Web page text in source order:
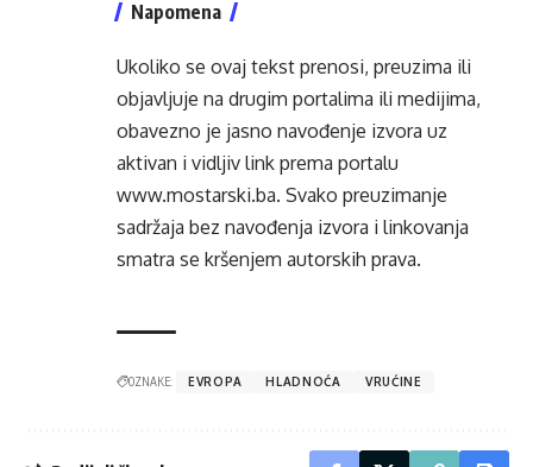
Napomena
Ukoliko se ovaj tekst prenosi, preuzima ili
objavljuje na drugim portalima ili medijima,
obavezno je jasno navođenje izvora uz
aktivan i vidljiv link prema portalu
www.mostarski.ba. Svako preuzimanje
sadržaja bez navođenja izvora i linkovanja
smatra se kršenjem autorskih prava.
OZNAKE: EVROPA HLADNOĆA VRUĆINE